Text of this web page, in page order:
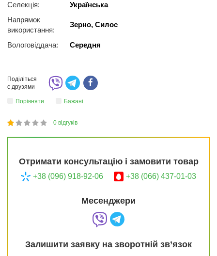
Селекція:
Українська
Напрямок
використання:
Зерно, Силос
Вологовіддача: Середня
Поділіться
с друзями
Порівняти Бажані
20
1
2
3
4
5 0 відгуків
Отримати консультацію і замовити товар
+38 (096) 918-92-06 +38 (066) 437-01-03
Месенджери
Залишити заявку на зворотній зв’язок